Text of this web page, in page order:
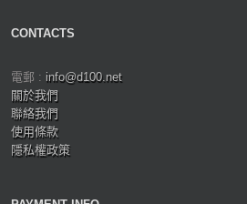
CONTACTS
電郵 : info@d100.net
關於我們
聯絡我們
使用條款
隱私權政策